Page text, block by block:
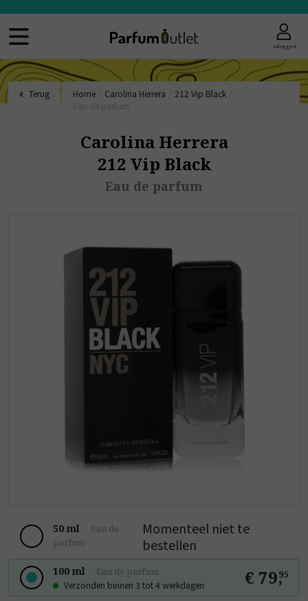
Inloggen
Terug Home Carolina Herrera 212 Vip Black
Carolina Herrera
212 Vip Black
Eau de parfum
50 ml - Eau de
parfum
Momenteel niet te
bestellen
100 ml - Eau de parfum
Verzonden binnen 3 tot 4 werkdagen € 79,
95